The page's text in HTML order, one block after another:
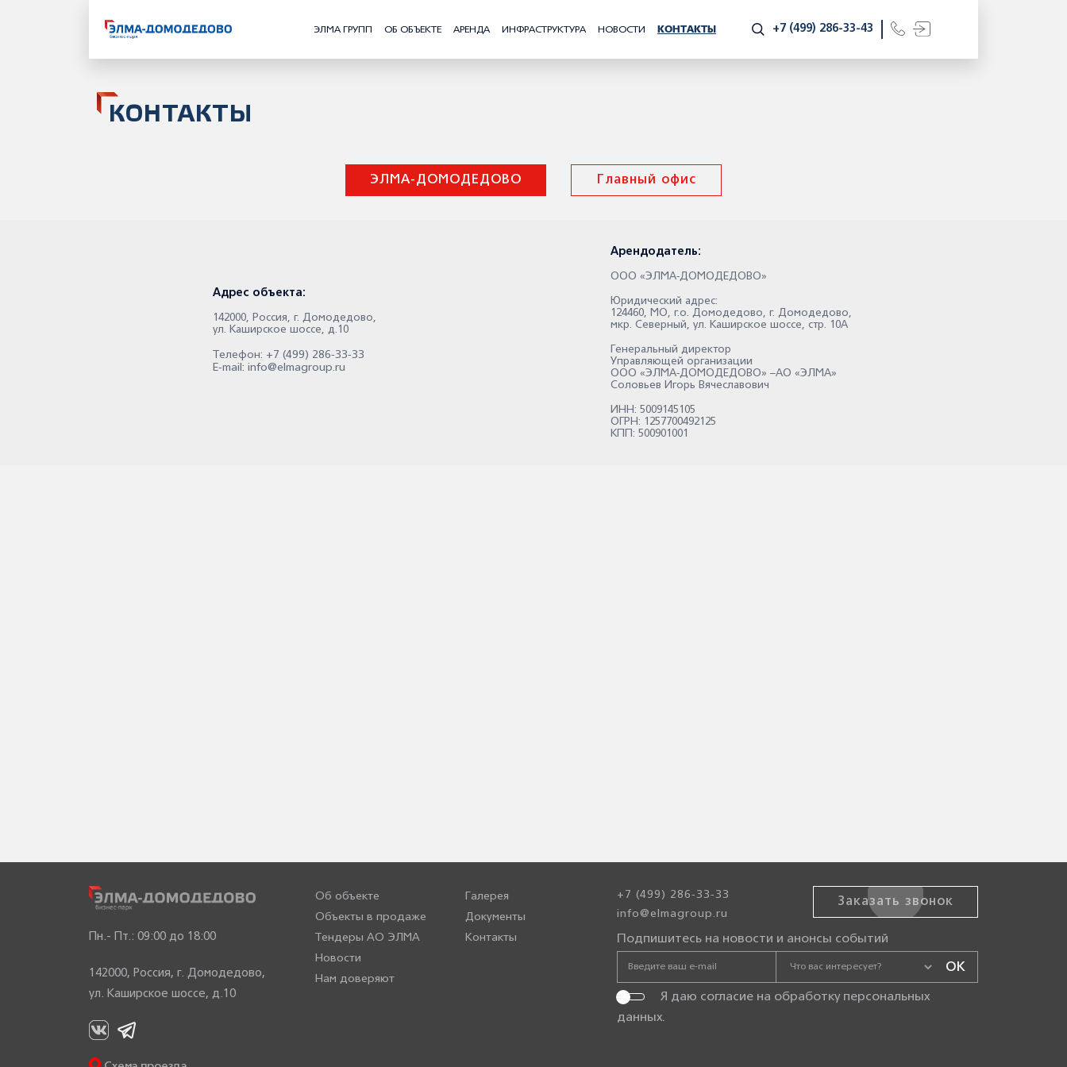
ЭЛМА ГРУПП ОБ ОБЪЕКТЕ АРЕНДА ИНФРАСТРУКТУРА НОВОСТИ КОНТАКТЫ +7 (499) 286-33-43
КОНТАКТЫ
ЭЛМА-ДОМОДЕДОВО Главный офис
Адрес объекта:
142000, Россия, г. Домодедово,
ул. Каширское шоссе, д.10
Телефон: +7 (499) 286-33-33
E-mail: info@elmagroup.ru
Арендодатель:
ООО «ЭЛМА-ДОМОДЕДОВО»
Юридический адрес:
124460, МО, г.о. Домодедово, г. Домодедово,
мкр. Северный, ул. Каширское шоссе, стр. 10А
Генеральный директор
Управляющей организации
ООО «ЭЛМА-ДОМОДЕДОВО» –АО «ЭЛМА»
Соловьев Игорь Вячеславович
ИНН: 5009145105
ОГРН: 1257700492125
КПП: 500901001
Пн.- Пт.: 09:00 до 18:00
142000, Россия, г. Домодедово,
ул. Каширское шоссе, д.10
Об объекте
Объекты в продаже
Тендеры АО ЭЛМА
Новости
Нам доверяют
Галерея
Документы
Контакты
+7 (499) 286-33-33
info@elmagroup.ru
Заказать звонок
Подпишитесь на новости и анонсы событий
Я даю согласие на обработку персональных
данных.